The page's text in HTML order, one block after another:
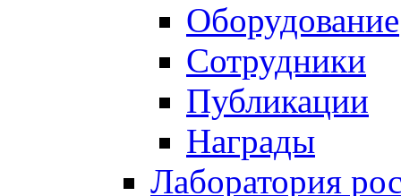
Оборудование
Сотрудники
Публикации
Награды
Лаборатория